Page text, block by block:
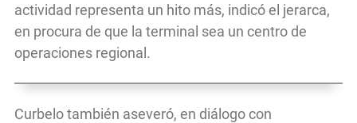
actividad representa un hito más, indicó el jerarca,
en procura de que la terminal sea un centro de
operaciones regional.
Curbelo también aseveró, en diálogo con